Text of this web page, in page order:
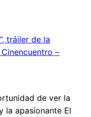
tráiler de la
–
de ver la
la apasionante El